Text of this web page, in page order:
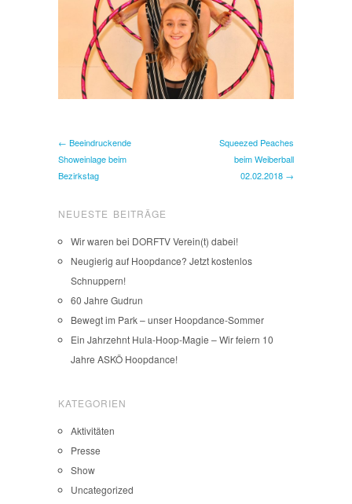
← Beeindruckende
Showeinlage beim
Bezirkstag
Squeezed Peaches
beim Weiberball
02.02.2018 →
NEUESTE BEITRÄGE
Wir waren bei DORFTV Verein(t) dabei!
Neugierig auf Hoopdance? Jetzt kostenlos
Schnuppern!
60 Jahre Gudrun
Bewegt im Park – unser Hoopdance-Sommer
Ein Jahrzehnt Hula-Hoop-Magie – Wir feiern 10
Jahre ASKÖ Hoopdance!
KATEGORIEN
Aktivitäten
Presse
Show
Uncategorized